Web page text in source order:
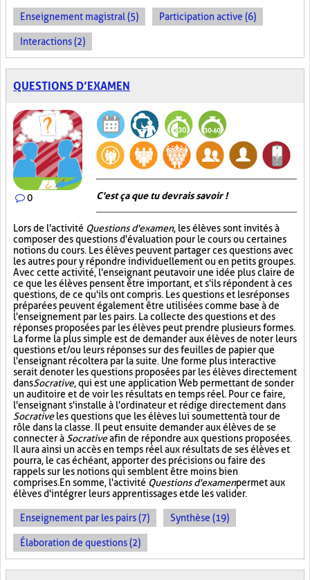
Enseignement magistral (5) Participation active (6)
Interactions (2)
QUESTIONS D’EXAMEN
0 C'est ça que tu devrais savoir !
Lors de l'activité Questions d'examen, les élèves sont invités à
composer des questions d'évaluation pour le cours ou certaines
notions du cours. Les élèves peuvent partager ces questions avec
les autres pour y répondre individuellement ou en petits groupes.
Avec cette activité, l'enseignant peut avoir une idée plus claire de
ce que les élèves pensent être important, et s'ils répondent à ces
questions, de ce qu'ils ont compris. Les questions et les réponses
préparées peuvent également être utilisées comme base à de
l'enseignement par les pairs. La collecte des questions et des
réponses proposées par les élèves peut prendre plusieurs formes.
La forme la plus simple est de demander aux élèves de noter leurs
questions et/ou leurs réponses sur des feuilles de papier que
l'enseignant récoltera par la suite. Une forme plus interactive
serait de noter les questions proposées par les élèves directement
dansSocrative, qui est une application Web permettant de sonder
un auditoire et de voir les résultats en temps réel. Pour ce faire,
l'enseignant s'installe à l'ordinateur et rédige directement dans
Socrativeles questions que les élèves lui soumettent à tour de
rôle dans la classe. Il peut ensuite demander aux élèves de se
connecter à Socrativeafin de répondre aux questions proposées.
Il aura ainsi un accès en temps réel aux résultats de ses élèves et
pourra, le cas échéant, apporter des précisions ou faire des
rappels sur les notions qui semblent être moins bien
comprises. En somme, l'activité Questions d'examenpermet aux
élèves d'intégrer leurs apprentissages et de les valider.
Enseignement par les pairs (7) Synthèse (19)
Élaboration de questions (2)